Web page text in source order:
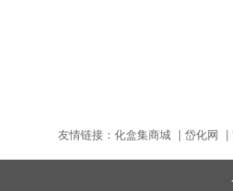
友情链接： 化盒集商城 | 岱化网 |